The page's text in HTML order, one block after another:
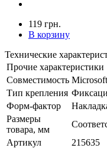
119 грн.
В корзину
Технические
Прочие характеристики
Совместимость
Тип крепления
Форм-фактор
Размеры
товара, мм
Артикул
215635